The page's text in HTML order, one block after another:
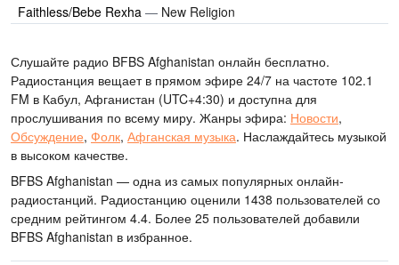
Faithless/Bebe Rexha — New Religion
Слушайте радио BFBS Afghanistan онлайн бесплатно.
Радиостанция вещает в прямом эфире 24/7 на частоте 102.1
FM в Кабул, Афганистан (UTC+4:30) и доступна для
прослушивания по всему миру. Жанры эфира: Новости,
Обсуждение, Фолк, Афганская музыка. Наслаждайтесь музыкой
в высоком качестве.
BFBS Afghanistan — одна из самых популярных онлайн-
радиостанций. Радиостанцию оценили 1438 пользователей со
средним рейтингом 4.4. Более 25 пользователей добавили
BFBS Afghanistan в избранное.